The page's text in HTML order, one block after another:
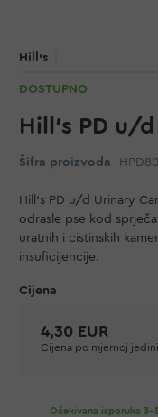
Hill's
DOSTUPNO
Hill's PD u/
Šifra proizvoda
Hill's PD u/d Urinary
odrasle pse kod
uratnih i cistinskih
insuficijencije.
4,30 EUR
Cijena po mjernoj
Očekivana isporuka 3-